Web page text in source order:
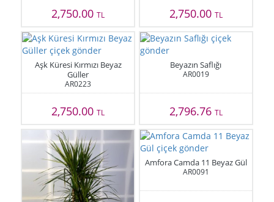
2,750.00TL 2,750.00 TL
Aşk Küresi Kırmızı Beyaz
Güller
AR0223
2,750.00TL
Beyazın Saflığı
AR0019
2,796.76 TL
Amfora Camda 11 Beyaz Gül
AR0091